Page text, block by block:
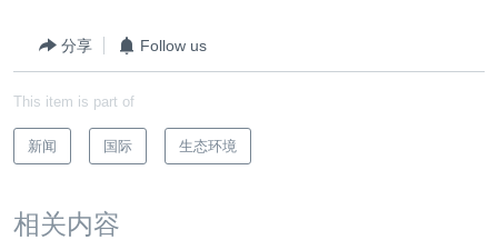
南中国海争端
关注西藏
关注新疆
其他语言网站
分享 Follow us
This item is part of
新闻 国际 生态环境
相关内容